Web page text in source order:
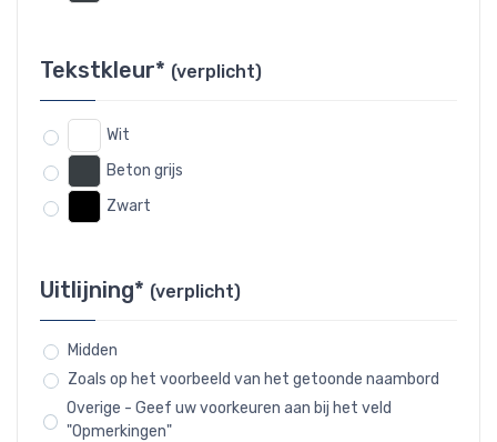
Tekstkleur* (verplicht)
Wit
Beton grijs
Zwart
Uitlijning* (verplicht)
Midden
Zoals op het voorbeeld van het getoonde naambord
Overige - Geef uw voorkeuren aan bij het veld
"Opmerkingen"